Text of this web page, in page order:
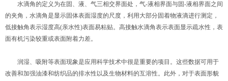
水滴角的定义为在固、液、气三相交界面处，气-液相界面与固-液相界面之间
的夹角，水滴角是显示固体表面湿度的尺度，利用大部分固着物液滴进行测定，
低接触角表示湿度高(亲水性)表面易粘贴。高接触水滴角表示表面显示疏水性，表
面有机污染较重或表面附着力差。
润湿、吸附等表面现象是应用科学技术中很是重要的项目。这些数据可用于
改善和加强油漆和纺织品的排水性以及生物材料的互溶性。此外，对于表面形貌